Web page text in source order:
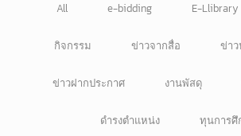
All e-bidding E-Llibrary
กิจกรรม ข่าวจากสื่อ ข่า
ข่าวฝากประกาศ งานพัสดุ
ดำรงตำแหน่ง ทุนการศึ